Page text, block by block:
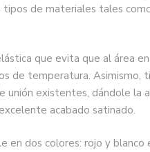
de materiales tales
que evita que al área
de temperatura.
unión existentes, dándole la
acabado satinado.
en dos colores: rojo y